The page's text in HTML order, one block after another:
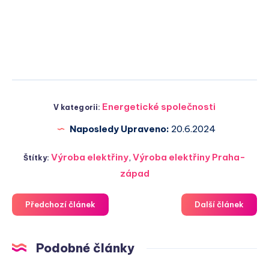
V kategorii: Energetické společnosti
Naposledy Upraveno: 20.6.2024
Štítky:Výroba elektřiny,Výroba elektřiny Praha-
západ
Předchozí článek Další článek
Podobné články